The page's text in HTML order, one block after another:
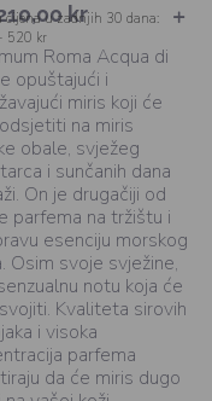
5
kr
cijena u zadnjih 30 dana:
520 kr
Roma Acqua di
opuštajući i
miris koji će
na miris
obale, svježeg
i sunčanih dana
On je drugačiji od
parfema na tržištu i
esenciju morskog
Osim svoje svježine,
notu koja će
Kvaliteta sirovih
i visoka
parfema
da će miris dugo